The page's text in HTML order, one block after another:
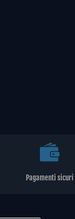
Pagamenti sicuri